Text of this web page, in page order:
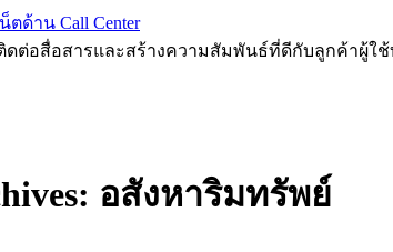
ด้าน Call Center
ติดต่อสื่อสารและสร้างความสัมพันธ์ที่ดีกับลูกค้าผู้ใช้
อสังหาริมทรัพย์